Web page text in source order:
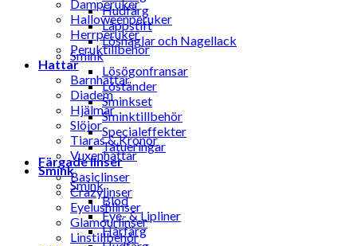
Hudfärg
Läppstift
Lösnaglar och Nagellack
Smink
Lösögonfransar
Löständer
Sminkset
Sminktillbehör
Specialeffekter
Tatueringar
Färgade linser
Basiclinser
Crazylinser
Eyelushlinser
Glamourlinser
Linstillbehör
Damperuker
Halloweenperuker
Herrperuker
Peruktillbehör
Hattar
Barnhattar
Diadem
Hjälmar
Slöjor
Tiaras & Kronor
Vuxenhattar
Smink
Smink
Blod
Eye- & Lipliner
Hårfärg